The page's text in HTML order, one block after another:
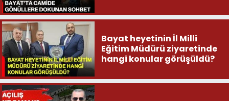
Bayat heyetinin İl Milli
Eğitim Müdürü ziyaretinde
hangi konular görüşüldü?